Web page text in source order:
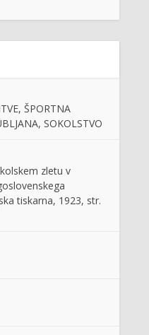
ŠPORTNA
SOKOLSTVO
zletu v
tiskarna, 1923, str.